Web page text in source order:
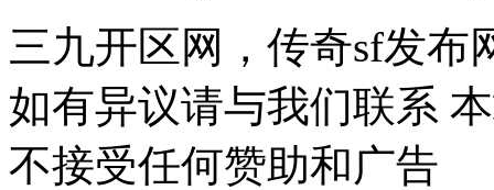
三九开区网，传奇sf发布
如有异议请与我们联系
不接受任何赞助和广告